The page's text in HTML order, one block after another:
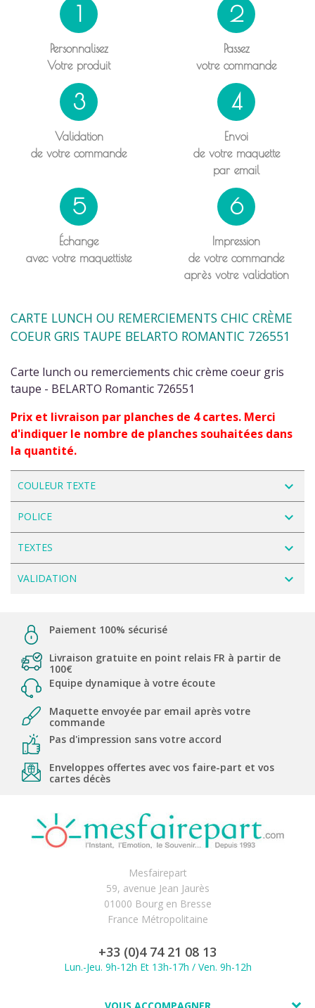
1
Personnalisez
Votre produit
2
Passez
votre commande
3
Validation
de votre commande
4
Envoi
de votre maquette
par email
5
Échange
avec votre maquettiste
6
Impression
de votre commande
après votre validation
CARTE LUNCH OU REMERCIEMENTS CHIC CRÈME
COEUR GRIS TAUPE BELARTO ROMANTIC 726551
Carte lunch ou remerciements chic crème coeur gris
taupe - BELARTO Romantic 726551
Prix et livraison par planches de 4 cartes. Merci
d'indiquer le nombre de planches souhaitées dans
la quantité.
COULEUR TEXTE navigate_next
POLICE navigate_next
TEXTES navigate_next
VALIDATION navigate_next
Paiement 100% sécurisé
Livraison gratuite en point relais FR à partir de
100€
Equipe dynamique à votre écoute
Maquette envoyée par email après votre
commande
Pas d'impression sans votre accord
Enveloppes offertes avec vos faire-part et vos
cartes décès
Mesfairepart
59, avenue Jean Jaurès
01000 Bourg en Bresse
France Métropolitaine
+33 (0)4 74 21 08 13
Lun.-Jeu. 9h-12h Et 13h-17h / Ven. 9h-12h